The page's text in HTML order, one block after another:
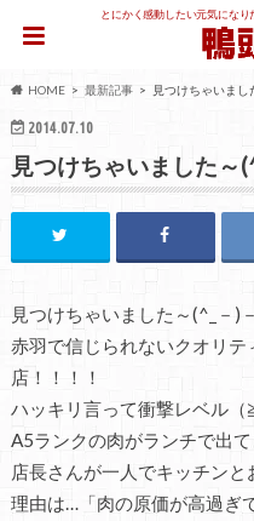
とにかく感動したい元気にな
HOME 最新記事 見つけちゃいま
2014.07.10
見つけちゃいました
見つけちゃいました～(^_－)
赤羽で信じられないクオリ
店！！！！
ハッキリ言って衝撃レベル（
A5ランクの肉がランチで出
店長さんが一人でキッチンと
理由は…「肉の原価が高過ぎ